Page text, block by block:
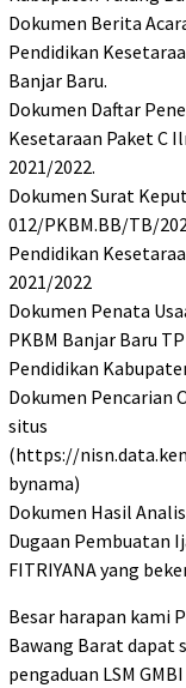
Dokumen Berita
Pendidikan
Banjar Baru.
Dokumen Daftar
Kesetaraan Paket C
2021/2022.
Dokumen Surat
012/PKBM.BB/TB/
Pendidikan
2021/2022
Dokumen Penata
PKBM Banjar Baru
Pendidikan
Dokumen Pencarian
situs
(https://
bynama)
Dokumen Hasil
Dugaan Pembuatan
FITRIYANA yang
Besar harapan kami
Bawang Barat dapat
pengaduan LSM